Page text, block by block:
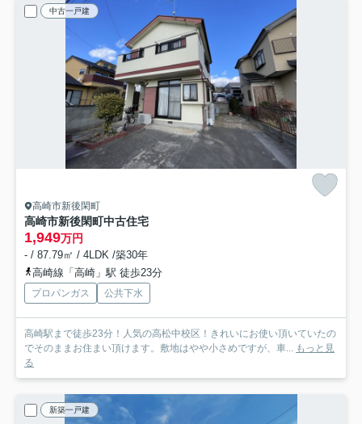
中古一戸建
高崎市新後閑町
高崎市新後閑町中古住宅
1,949万円
- / 87.79㎡ / 4LDK /築30年
高崎線「高崎」駅 徒歩23分
プロパンガス 公共下水
高崎駅まで徒歩23分！人気の高松中校区！きれいにお使い頂いていたの
でそのままお住まい頂けます。敷地はやや小さめですが、車... もっと見
る
新築一戸建